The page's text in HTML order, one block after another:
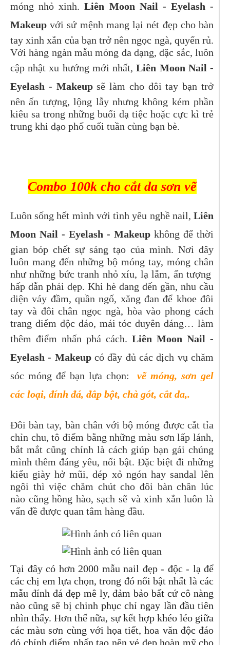
móng nhỏ xinh. Liên Moon Nail - Eyelash -
Makeup với sứ mệnh mang lại nét đẹp cho bàn
tay xinh xắn của bạn trở nên ngọc ngà, quyến rủ.
Với hàng ngàn mẫu móng đa dạng, đặc sắc, luôn
cập nhật xu hướng mới nhất,Liên Moon Nail -
Eyelash - Makeupsẽ làm cho đôi tay bạn trở
nên ấn tượng, lộng lẫy nhưng không kém phần
kiêu sa trong những buổi dạ tiệc hoặc cực kì trẻ
trung khi dạo phố cuối tuần cùng bạn bè.
Combo 100k cho cắt da sơn vẽ
Luôn sống hết mình với tình yêu nghề nail, Liên
Moon Nail - Eyelash - Makeup không để thời
gian bóp chết sự sáng tạo của mình. Nơi đây
luôn mang đến những bộ móng tay, móng chân
như những bức tranh nhỏ xíu, lạ lẫm, ấn tượng
hấp dẫn phái đẹp. Khi hè đang đến gần, nhu cầu
diện váy đầm, quần ngố, xăng đan để khoe đôi
tay và đôi chân ngọc ngà, hòa vào phong cách
trang điểm độc đáo, mái tóc duyên dáng… làm
thêm điểm nhấn phá cách. Liên Moon Nail -
Eyelash - Makeupcó đầy đủ các dịch vụ chăm
sóc móng để bạn lựa chọn:vẽ móng, sơn gel
các loại, đính đá, đắp bột, chà gót, cắt da,.
Đôi bàn tay, bàn chân với bộ móng được cắt tỉa
chỉn chu, tô điểm bằng những màu sơn lấp lánh,
bắt mắt cũng chính là cách giúp bạn gái chúng
mình thêm đáng yêu, nổi bật. Đặc biệt đi những
kiểu giày hở mũi, dép xỏ ngón hay sandal lên
ngôi thì việc chăm chút cho đôi bàn chân lúc
nào cũng hồng hào, sạch sẽ và xinh xắn luôn là
vấn đề được quan tâm hàng đầu.
Tại đây có hơn 2000 mẫu nail đẹp - độc - lạ để
các chị em lựa chọn, trong đó nổi bật nhất là các
mẫu đính đá đẹp mê ly, đảm bảo bất cứ cô nàng
nào cũng sẽ bị chinh phục chỉ ngay lần đầu tiên
nhìn thấy. Hơn thế nữa, sự kết hợp khéo léo giữa
các màu sơn cùng với họa tiết, hoa văn độc đáo
đó chính điểm nhấn tạo nên vẻ đẹp hoàn mỹ cho